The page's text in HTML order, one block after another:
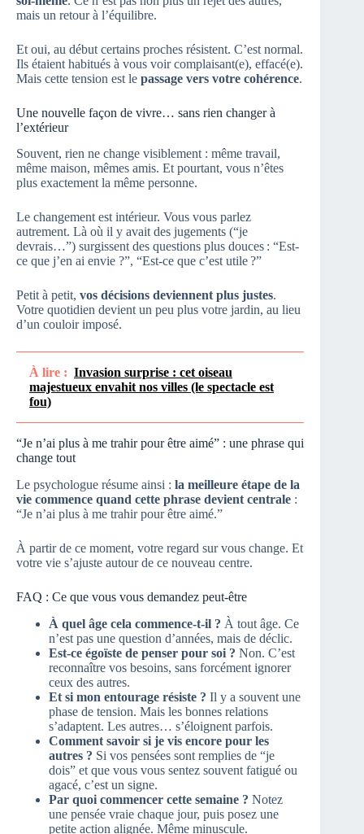
mais un retour à l’équilibre.
Et oui, au début certains proches résistent. C’est normal.
Ils étaient habitués à vous voir complaisant(e), effacé(e).
Mais cette tension est le passage vers votre cohérence.
Une nouvelle façon de vivre… sans rien changer à
l’extérieur
Souvent, rien ne change visiblement : même travail,
même maison, mêmes amis. Et pourtant, vous n’êtes
plus exactement la même personne.
Le changement est intérieur. Vous vous parlez
autrement. Là où il y avait des jugements (“je
devrais…”) surgissent des questions plus douces : “Est-
ce que j’en ai envie ?”, “Est-ce que c’est utile ?”
Petit à petit, vos décisions deviennent plus justes.
Votre quotidien devient un peu plus votre jardin, au lieu
d’un couloir imposé.
À lire : Invasion surprise : cet oiseau
majestueux envahit nos villes (le spectacle est
fou)
“Je n’ai plus à me trahir pour être aimé” : une phrase qui
change tout
Le psychologue résume ainsi : la meilleure étape de la
vie commence quand cette phrase devient centrale :
“Je n’ai plus à me trahir pour être aimé.”
À partir de ce moment, votre regard sur vous change. Et
votre vie s’ajuste autour de ce nouveau centre.
FAQ : Ce que vous vous demandez peut-être
À quel âge cela commence-t-il ? À tout âge. Ce
n’est pas une question d’années, mais de déclic.
Est-ce égoïste de penser pour soi ? Non. C’est
reconnaître vos besoins, sans forcément ignorer
ceux des autres.
Et si mon entourage résiste ? Il y a souvent une
phase de tension. Mais les bonnes relations
s’adaptent. Les autres… s’éloignent parfois.
Comment savoir si je vis encore pour les
autres ? Si vos pensées sont remplies de “je
dois” et que vous vous sentez souvent fatigué ou
agacé, c’est un signe.
Par quoi commencer cette semaine ? Notez
une pensée vraie chaque jour, puis posez une
petite action alignée. Même minuscule.